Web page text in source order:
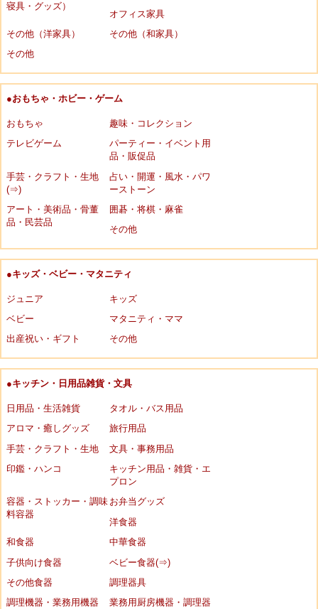
寝具・グッズ）
オフィス家具
その他（洋家具）
その他（和家具）
その他
●おもちゃ・ホビー・ゲーム
おもちゃ
趣味・コレクション
テレビゲーム
パーティー・イベント用
品・販促品
手芸・クラフト・生地
(⇒)
占い・開運・風水・パワ
ーストーン
アート・美術品・骨董
品・民芸品
囲碁・将棋・麻雀
その他
●キッズ・ベビー・マタニティ
ジュニア
キッズ
ベビー
マタニティ・ママ
出産祝い・ギフト
その他
●キッチン・日用品雑貨・文具
日用品・生活雑貨
タオル・バス用品
アロマ・癒しグッズ
旅行用品
手芸・クラフト・生地
文具・事務用品
印鑑・ハンコ
キッチン用品・雑貨・エ
プロン
容器・ストッカー・調味
料容器
お弁当グッズ
洋食器
和食器
中華食器
子供向け食器
ベビー食器(⇒)
その他食器
調理器具
調理機器・業務用機器
業務用厨房機器・調理器